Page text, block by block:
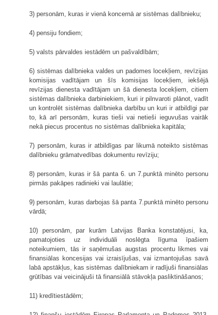
3) personām, kuras ir vienā koncernā ar sistēmas dalībnieku;
4) pensiju fondiem;
5) valsts pārvaldes iestādēm un pašvaldībām;
6) sistēmas dalībnieka valdes un padomes locekļiem, revīzijas
komisijas vadītājam un šīs komisijas locekļiem, iekšējā
revīzijas dienesta vadītājam un šā dienesta locekļiem, citiem
sistēmas dalībnieka darbiniekiem, kuri ir pilnvaroti plānot, vadīt
un kontrolēt sistēmas dalībnieka darbību un kuri ir atbildīgi par
to, kā arī personām, kuras tieši vai netieši ieguvušas vairāk
nekā piecus procentus no sistēmas dalībnieka kapitāla;
7) personām, kuras ir atbildīgas par likumā noteikto sistēmas
dalībnieku grāmatvedības dokumentu revīziju;
8) personām, kuras ir šā panta 6. un 7.punktā minēto personu
pirmās pakāpes radinieki vai laulātie;
9) personām, kuras darbojas šā panta 7.punktā minēto personu
vārdā;
10) personām, par kurām Latvijas Banka konstatējusi, ka,
pamatojoties uz individuāli noslēgta līguma īpašiem
noteikumiem, tās ir saņēmušas augstas procentu likmes vai
finansiālas koncesijas vai izraisījušas, vai izmantojušas savā
labā apstākļus, kas sistēmas dalībniekam ir radījuši finansiālas
grūtības vai veicinājuši tā finansiālā stāvokļa pasliktināšanos;
11) kredītiestādēm;